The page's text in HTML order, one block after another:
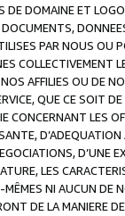
DOMAINE ET
PAR NOUS OU
COLLECTIVEMENT
AFFILIES OU DE
QUE CE SOIT
LES
D’UNE
LES
NI AUCUN DE
DE LA MANIERE